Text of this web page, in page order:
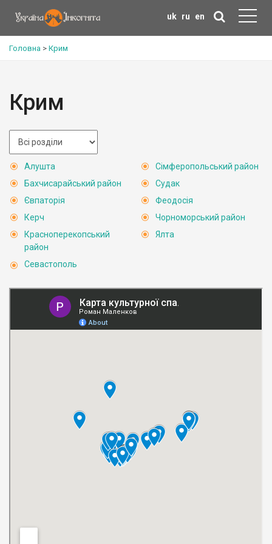
uk ru en
Головна > Крим
Крим
Алушта
Бахчисарайський район
Євпаторія
Керч
Красноперекопський
район
Севастополь
Сімферопольський район
Судак
Феодосія
Чорноморський район
Ялта